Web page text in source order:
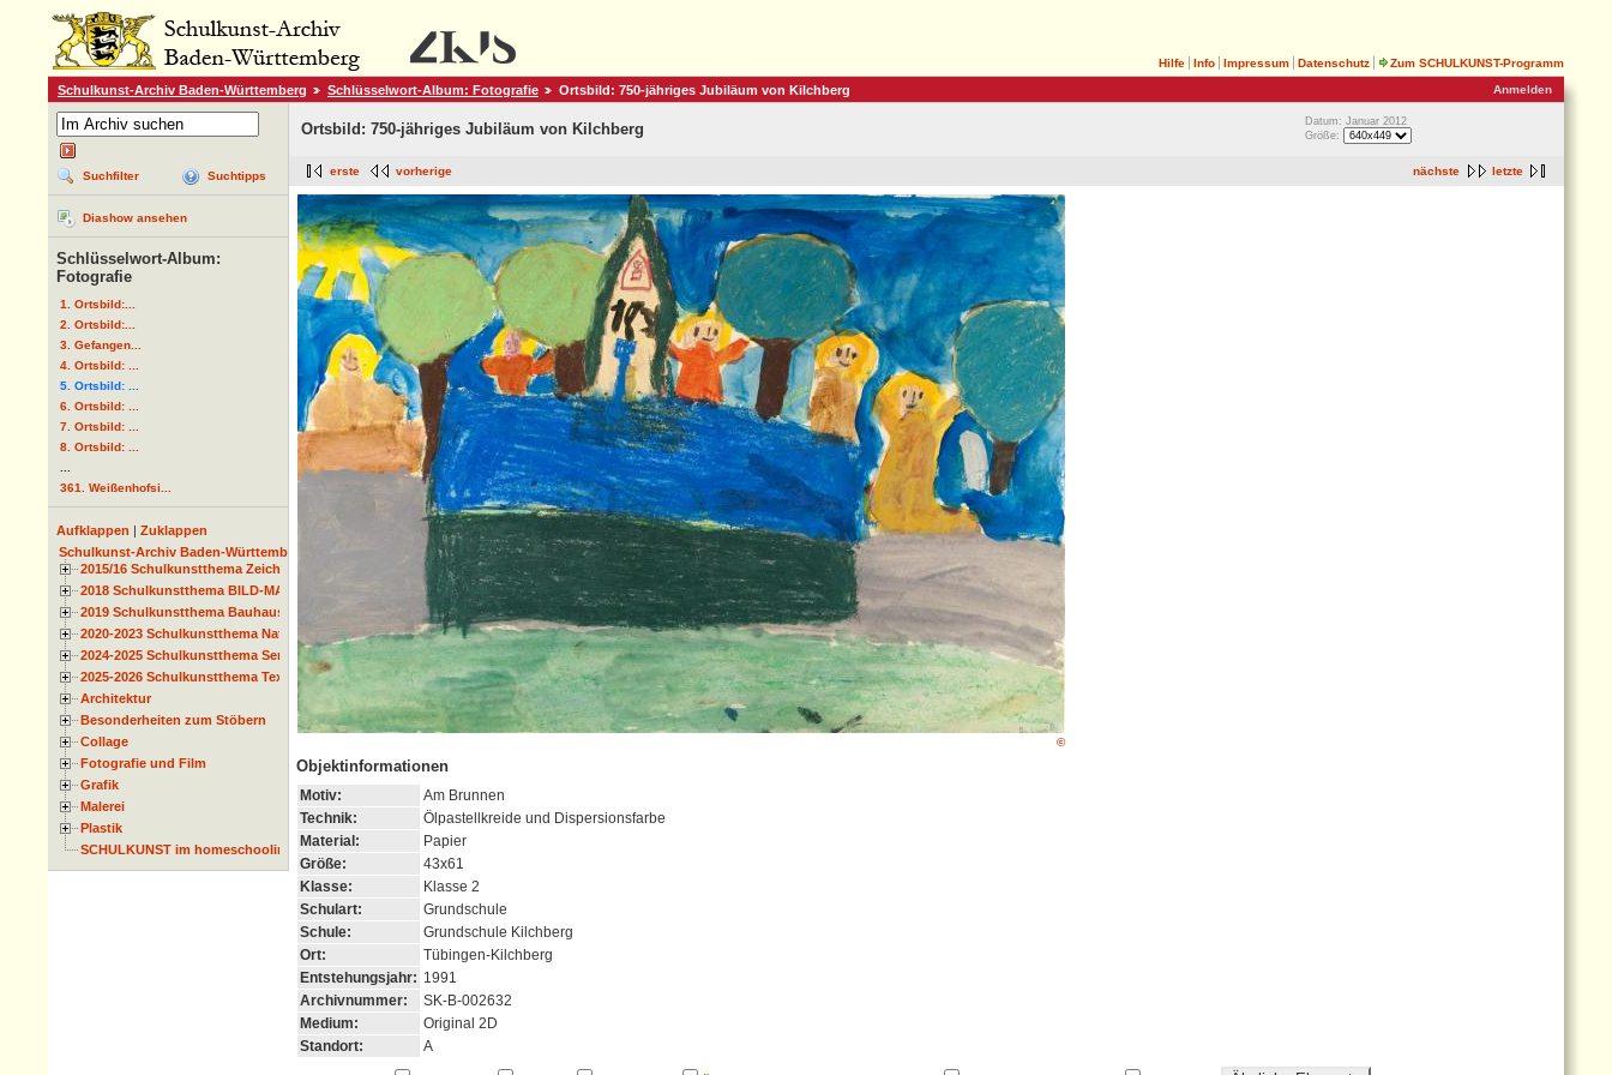
Hilfe Info Impressum Datenschutz
Zum SCHULKUNST-Programm
Anmelden
Schulkunst-Archiv Baden-Württemberg Schlüsselwort-Album: Fotografie Ortsbild: 750-jähriges Jubiläum von Kilchberg
Suchfilter Suchtipps
Diashow ansehen
Schlüsselwort-Album:
Fotografie
1. Ortsbild:...
2. Ortsbild:...
3. Gefangen...
4. Ortsbild: ...
5. Ortsbild: ...
6. Ortsbild: ...
7. Ortsbild: ...
8. Ortsbild: ...
361. Weißenhofsi...
Aufklappen | Zuklappen
Schulkunst-Archiv Baden-Württemberg
2015/16 Schulkunstthema Zeichnen
2018 Schulkunstthema BILD-MATERIAL-OBJEKT
2019 Schulkunstthema Bauhaus
2020-2023 Schulkunstthema Natur und Zeit
2024-2025 Schulkunstthema Serie
2025-2026 Schulkunstthema Textil
Architektur
Besonderheiten zum Stöbern
Collage
Fotografie und Film
Grafik
Malerei
Plastik
SCHULKUNST im homeschooling
Ortsbild: 750-jähriges Jubiläum von Kilchberg
Datum: Januar 2012
Größe:
nächste letzte
erste vorherige
©
Objektinformationen
Motiv:
Am Brunnen
Technik:
Ölpastellkreide und Dispersionsfarbe
Material:
Papier
Größe:
43x61
Klasse:
Klasse 2
Schulart:
Grundschule
Schule:
Grundschule Kilchberg
Ort:
Tübingen-Kilchberg
Entstehungsjahr: 1991
Archivnummer:
SK-B-002632
Medium:
Original 2D
Standort:
A